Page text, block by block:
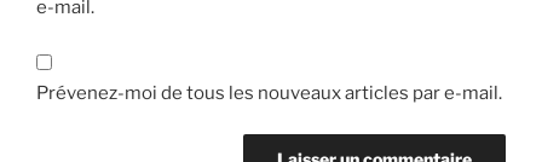
e-mail.
Prévenez-moi de tous les nouveaux articles par e-mail.